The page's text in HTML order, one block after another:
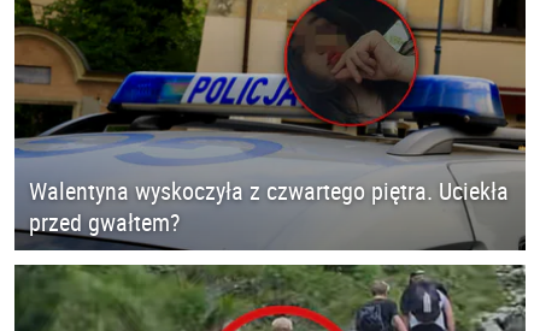
Walentyna wyskoczyła z czwartego piętra. Uciekła
przed gwałtem?